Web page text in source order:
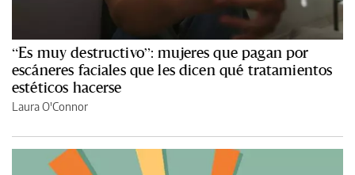
“Es muy destructivo”: mujeres que pagan por
escáneres faciales que les dicen qué tratamientos
estéticos hacerse
Laura O'Connor